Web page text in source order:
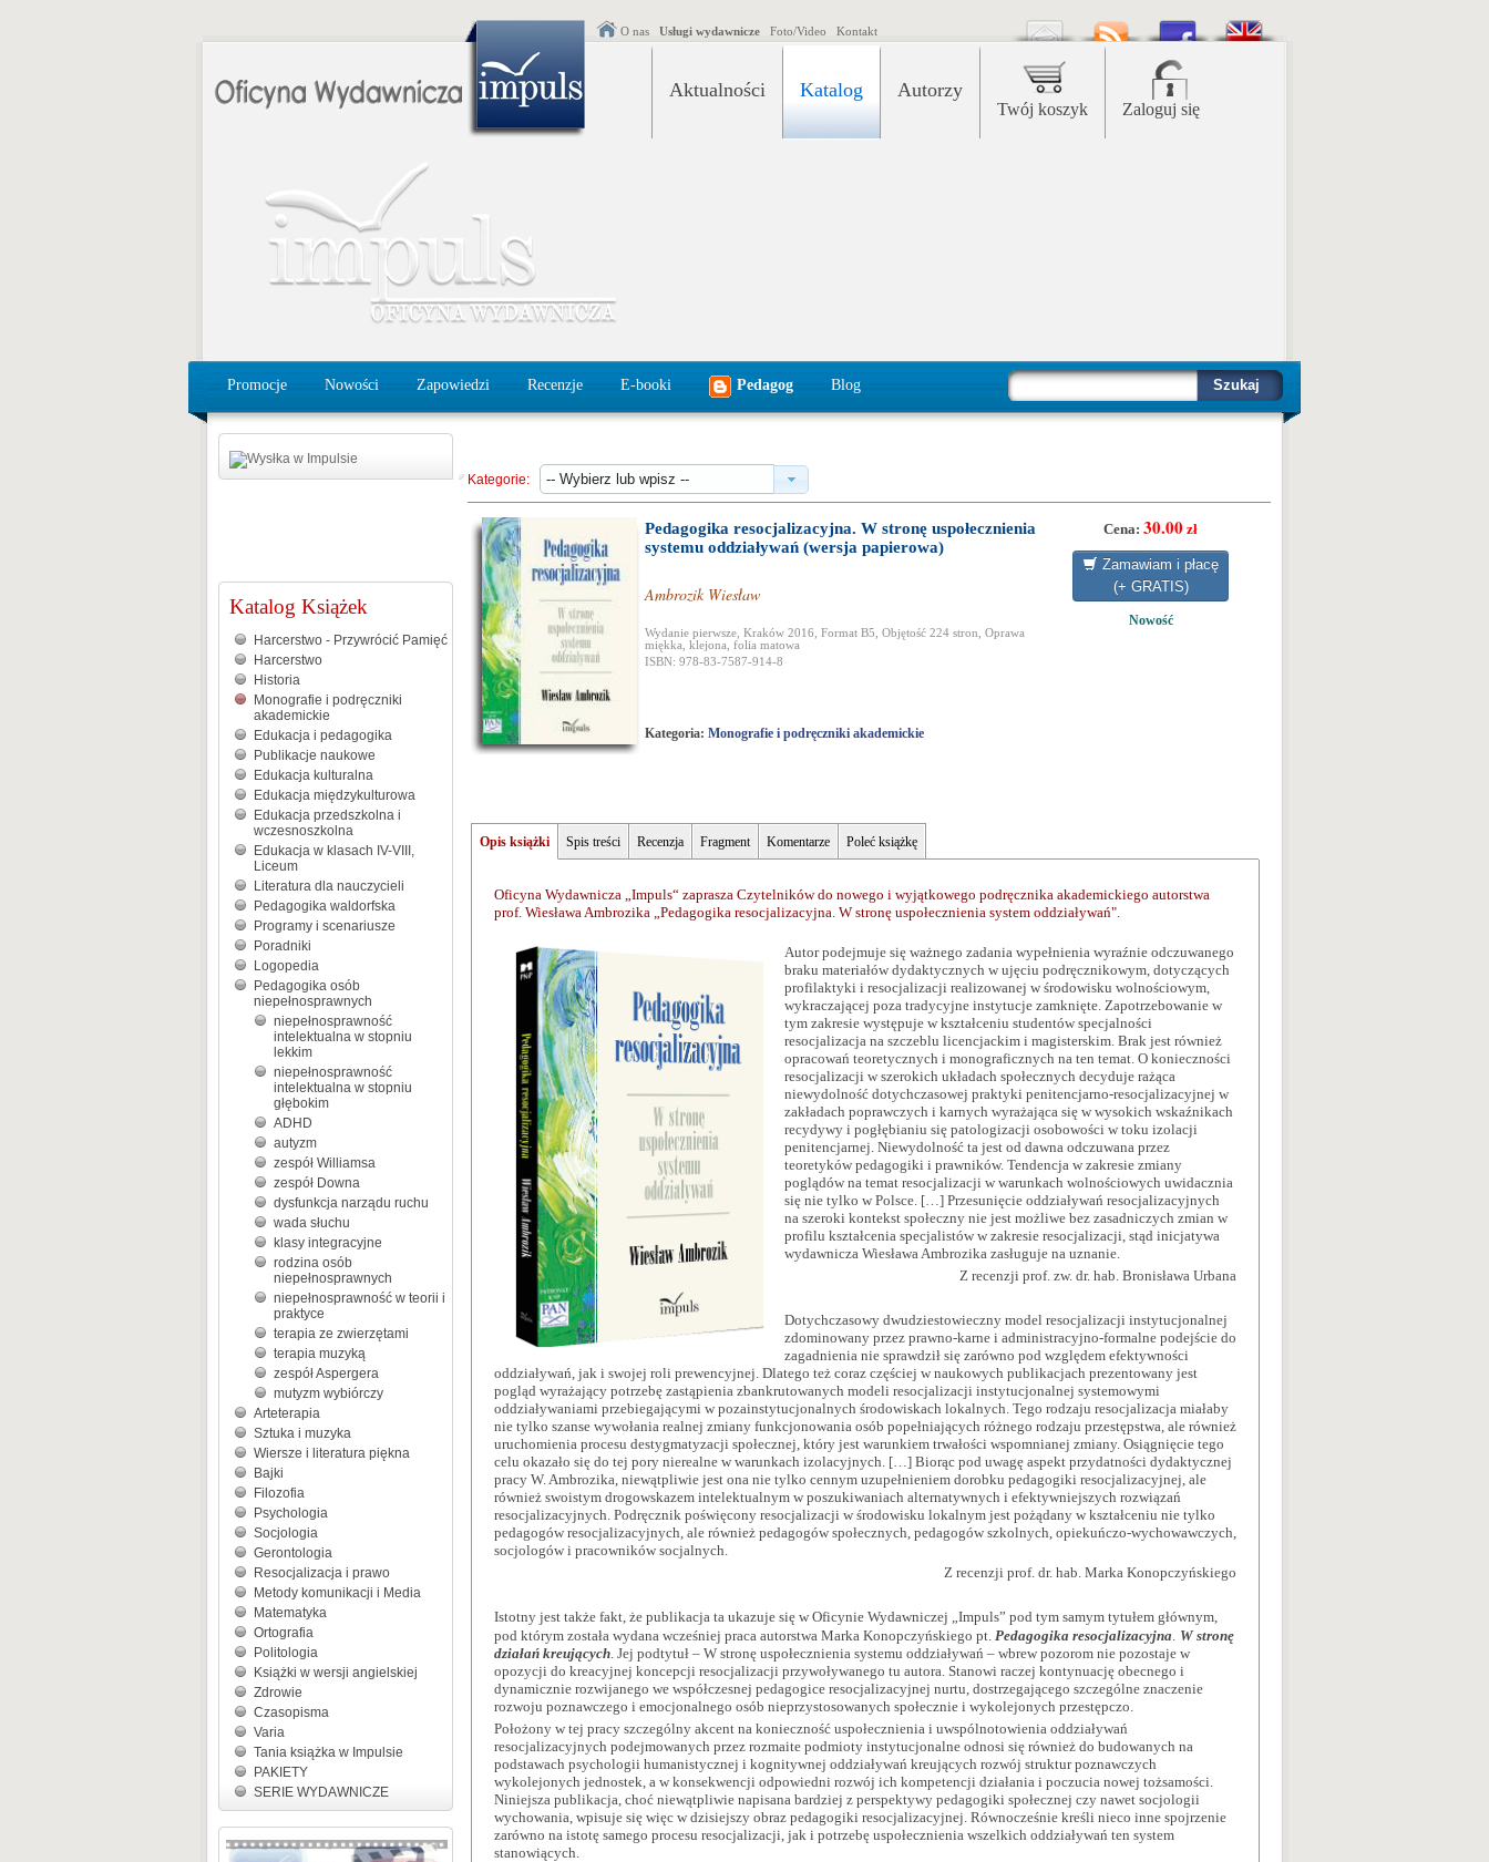
O nas Usługi wydawnicze Foto/Video Kontakt
Aktualności Katalog Autorzy
Twój koszyk Zaloguj się
Szukaj
Promocje Nowości Zapowiedzi Recenzje E-booki Pedagog Blog
Katalog Książek
Harcerstwo - Przywrócić Pamięć
Harcerstwo
Historia
Monografie i podręczniki
akademickie
Edukacja i pedagogika
Publikacje naukowe
Edukacja kulturalna
Edukacja międzykulturowa
Edukacja przedszkolna i
wczesnoszkolna
Edukacja w klasach IV-VIII,
Liceum
Literatura dla nauczycieli
Pedagogika waldorfska
Programy i scenariusze
Poradniki
Logopedia
Pedagogika osób
niepełnosprawnych
niepełnosprawność
intelektualna w stopniu
lekkim
niepełnosprawność
intelektualna w stopniu
głębokim
ADHD
autyzm
zespół Williamsa
zespół Downa
dysfunkcja narządu ruchu
wada słuchu
klasy integracyjne
rodzina osób
niepełnosprawnych
niepełnosprawność w teorii i
praktyce
terapia ze zwierzętami
terapia muzyką
zespół Aspergera
mutyzm wybiórczy
Arteterapia
Sztuka i muzyka
Wiersze i literatura piękna
Bajki
Filozofia
Psychologia
Socjologia
Gerontologia
Resocjalizacja i prawo
Metody komunikacji i Media
Matematyka
Ortografia
Politologia
Książki w wersji angielskiej
Zdrowie
Czasopisma
Varia
Tania książka w Impulsie
PAKIETY
SERIE WYDAWNICZE
Kategorie:
Pedagogika resocjalizacyjna. W stronę uspołecznienia
systemu oddziaływań (wersja papierowa)
Cena: 30.00 zł
Zamawiam i płacę
(+ GRATIS)
Nowość
Ambrozik Wiesław
Wydanie pierwsze, Kraków 2016, Format B5, Objętość 224 stron, Oprawa
miękka, klejona, folia matowa
ISBN: 978-83-7587-914-8
Kategoria: Monografie i podręczniki akademickie
Opis książki Spis treści Recenzja Fragment Komentarze Poleć książkę
Oficyna Wydawnicza „Impuls“ zaprasza Czytelników do nowego i wyjątkowego podręcznika akademickiego autorstwa
prof. Wiesława Ambrozika „Pedagogika resocjalizacyjna. W stronę uspołecznienia system oddziaływań".
Autor podejmuje się ważnego zadania wypełnienia wyraźnie odczuwanego
braku materiałów dydaktycznych w ujęciu podręcznikowym, dotyczących
profilaktyki i resocjalizacji realizowanej w środowisku wolnościowym,
wykraczającej poza tradycyjne instytucje zamknięte. Zapotrzebowanie w
tym zakresie występuje w kształceniu studentów specjalności
resocjalizacja na szczeblu licencjackim i magisterskim. Brak jest również
opracowań teoretycznych i monograficznych na ten temat. O konieczności
resocjalizacji w szerokich układach społecznych decyduje rażąca
niewydolność dotychczasowej praktyki penitencjarno-resocjalizacyjnej w
zakładach poprawczych i karnych wyrażająca się w wysokich wskaźnikach
recydywy i pogłębianiu się patologizacji osobowości w toku izolacji
penitencjarnej. Niewydolność ta jest od dawna odczuwana przez
teoretyków pedagogiki i prawników. Tendencja w zakresie zmiany
poglądów na temat resocjalizacji w warunkach wolnościowych uwidacznia
się nie tylko w Polsce. […] Przesunięcie oddziaływań resocjalizacyjnych
na szeroki kontekst społeczny nie jest możliwe bez zasadniczych zmian w
profilu kształcenia specjalistów w zakresie resocjalizacji, stąd inicjatywa
wydawnicza Wiesława Ambrozika zasługuje na uznanie.
Z recenzji prof. zw. dr. hab. Bronisława Urbana
Dotychczasowy dwudziestowieczny model resocjalizacji instytucjonalnej
zdominowany przez prawno-karne i administracyjno-formalne podejście do
zagadnienia nie sprawdził się zarówno pod względem efektywności
oddziaływań, jak i swojej roli prewencyjnej. Dlatego też coraz częściej w naukowych publikacjach prezentowany jest
pogląd wyrażający potrzebę zastąpienia zbankrutowanych modeli resocjalizacji instytucjonalnej systemowymi
oddziaływaniami przebiegającymi w pozainstytucjonalnych środowiskach lokalnych. Tego rodzaju resocjalizacja miałaby
nie tylko szanse wywołania realnej zmiany funkcjonowania osób popełniających różnego rodzaju przestępstwa, ale również
uruchomienia procesu destygmatyzacji społecznej, który jest warunkiem trwałości wspomnianej zmiany. Osiągnięcie tego
celu okazało się do tej pory nierealne w warunkach izolacyjnych. […] Biorąc pod uwagę aspekt przydatności dydaktycznej
pracy W. Ambrozika, niewątpliwie jest ona nie tylko cennym uzupełnieniem dorobku pedagogiki resocjalizacyjnej, ale
również swoistym drogowskazem intelektualnym w poszukiwaniach alternatywnych i efektywniejszych rozwiązań
resocjalizacyjnych. Podręcznik poświęcony resocjalizacji w środowisku lokalnym jest pożądany w kształceniu nie tylko
pedagogów resocjalizacyjnych, ale również pedagogów społecznych, pedagogów szkolnych, opiekuńczo-wychowawczych,
socjologów i pracowników socjalnych.
Z recenzji prof. dr. hab. Marka Konopczyńskiego
Istotny jest także fakt, że publikacja ta ukazuje się w Oficynie Wydawniczej „Impuls” pod tym samym tytułem głównym,
pod którym została wydana wcześniej praca autorstwa Marka Konopczyńskiego pt. Pedagogika resocjalizacyjna. W stronę
działań kreujących. Jej podtytuł – W stronę uspołecznienia systemu oddziaływań – wbrew pozorom nie pozostaje w
opozycji do kreacyjnej koncepcji resocjalizacji przywoływanego tu autora. Stanowi raczej kontynuację obecnego i
dynamicznie rozwijanego we współczesnej pedagogice resocjalizacyjnej nurtu, dostrzegającego szczególne znaczenie
rozwoju poznawczego i emocjonalnego osób nieprzystosowanych społecznie i wykolejonych przestępczo.
Położony w tej pracy szczególny akcent na konieczność uspołecznienia i uwspólnotowienia oddziaływań
resocjalizacyjnych podejmowanych przez rozmaite podmioty instytucjonalne odnosi się również do budowanych na
podstawach psychologii humanistycznej i kognitywnej oddziaływań kreujących rozwój struktur poznawczych
wykolejonych jednostek, a w konsekwencji odpowiedni rozwój ich kompetencji działania i poczucia nowej tożsamości.
Niniejsza publikacja, choć niewątpliwie napisana bardziej z perspektywy pedagogiki społecznej czy nawet socjologii
wychowania, wpisuje się więc w dzisiejszy obraz pedagogiki resocjalizacyjnej. Równocześnie kreśli nieco inne spojrzenie
zarówno na istotę samego procesu resocjalizacji, jak i potrzebę uspołecznienia wszelkich oddziaływań ten system
stanowiących.